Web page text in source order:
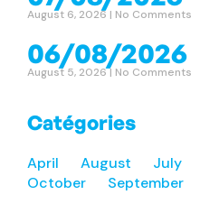
August 6, 2026 No Comments
06/08/2026
August 5, 2026 No Comments
Catégories
April August July
October
September